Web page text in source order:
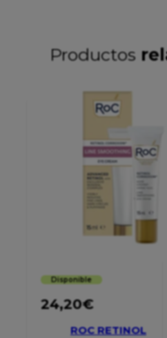
Productos
Disponible
24,20€
ROC RETINOL